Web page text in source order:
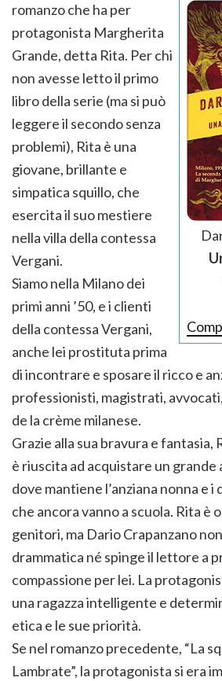
romanzo che ha per
protagonista Margherita
Grande, detta Rita. Per chi
non avesse letto il primo
libro della serie (ma si può
leggere il secondo senza
problemi), Rita è una
giovane, brillante e
simpatica squillo, che
esercita il suo mestiere
nella villa della contessa
Vergani.
Siamo nella Milano dei
primi anni ’50, e i clienti
della contessa Vergani,
anche lei prostituta prima
di incontrare e sposare il ricco e
professionisti, magistrati,
de la crème milanese.
Grazie alla sua bravura e fantasia,
è riuscita ad acquistare un
dove mantiene l’anziana nonna e
che ancora vanno a scuola. Rita è
genitori, ma Dario Crapanzano
drammatica né spinge il lettore a
compassione per lei. La
una ragazza intelligente e
etica e le sue priorità.
Se nel romanzo precedente, “La
Lambrate”, la protagonista si era